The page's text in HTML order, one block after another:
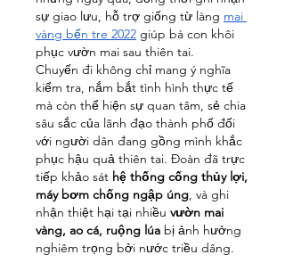
sự giao lưu, hỗ trợ giống từ làng mai
vàng bến tre 2022 giúp bà con khôi
phục vườn mai sau thiên tai.
Chuyến đi không chỉ mang ý nghĩa
kiểm tra, nắm bắt tình hình thực tế
mà còn thể hiện sự quan tâm, sẻ chia
sâu sắc của lãnh đạo thành phố đối
với người dân đang gồng mình khắc
phục hậu quả thiên tai. Đoàn đã trực
tiếp khảo sát hệ thống cống thủy lợi,
máy bơm chống ngập úng, và ghi
nhận thiệt hại tại nhiều vườn mai
vàng, ao cá, ruộng lúa bị ảnh hưởng
nghiêm trọng bởi nước triều dâng.